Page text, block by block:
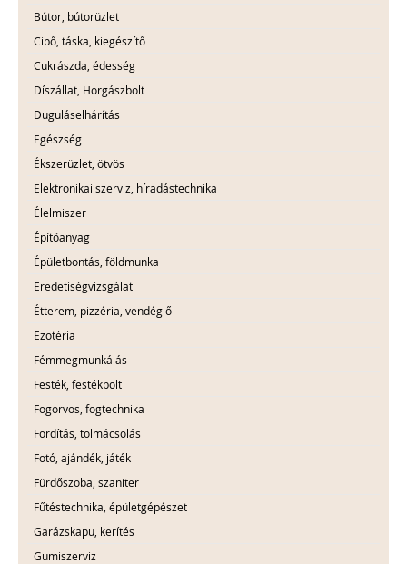
Bútor, bútorüzlet
Cipő, táska, kiegészítő
Cukrászda, édesség
Díszállat, Horgászbolt
Duguláselhárítás
Egészség
Ékszerüzlet, ötvös
Elektronikai szerviz, híradástechnika
Élelmiszer
Építőanyag
Épületbontás, földmunka
Eredetiségvizsgálat
Étterem, pizzéria, vendéglő
Ezotéria
Fémmegmunkálás
Festék, festékbolt
Fogorvos, fogtechnika
Fordítás, tolmácsolás
Fotó, ajándék, játék
Fürdőszoba, szaniter
Fűtéstechnika, épületgépészet
Garázskapu, kerítés
Gumiszerviz